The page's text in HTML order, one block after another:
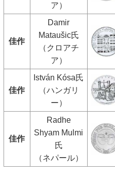
ア）
佳作
Damir
Mataušic氏
（クロアチ
ア）
佳作
István Kósa氏
（ハンガリ
ー）
佳作
Radhe
Shyam Mulmi
氏
（ネパール）